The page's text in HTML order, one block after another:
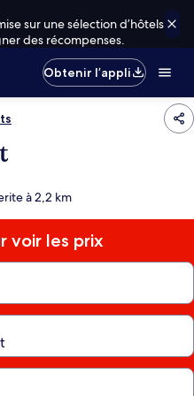
sur une sélection d’hôtels
des récompenses.
Obtenir l’appli
à 2,2 km
voir les prix